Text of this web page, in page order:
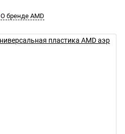
О бренде AMD